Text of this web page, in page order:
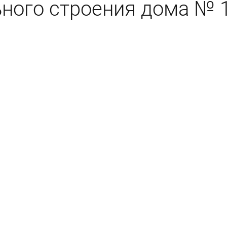
строения дома №